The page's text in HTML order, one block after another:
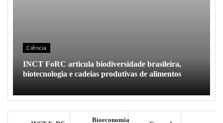
Ciência
INCT FoRC articula biodiversidade brasileira,
biotecnologia e cadeias produtivas de alimentos
Bioeconomia